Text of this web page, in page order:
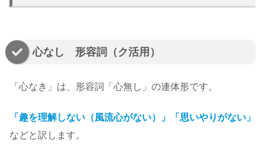
心なし 形容詞（ク活用）
「心なき」は、形容詞「心無し」の連体形です。
「 趣を理解しない（風流心がない）」「思いやりがない」
などと訳します。